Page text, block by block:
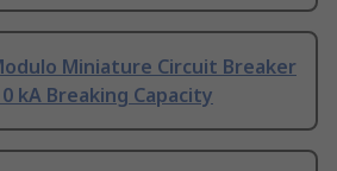
Miniature Circuit Breaker
kA Breaking Capacity